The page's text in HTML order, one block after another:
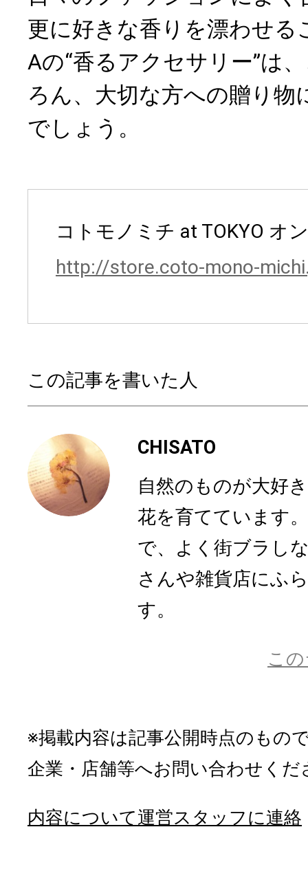
更に好きな香りを漂わせる
Aの“香るアクセサリー”は
ろん、大切な方への贈り物
でしょう。
コトモノミチ at TOKYO オ
http://store.coto-mono-
この記事を書いた人
CHISATO
自然のものが大好
花を育てています
で、よく街ブラし
さんや雑貨店にふ
す。
こ
※掲載内容は記事公開時点のもの
企業・店舗等へお問い合わせくだ
内容について運営スタッフに連絡